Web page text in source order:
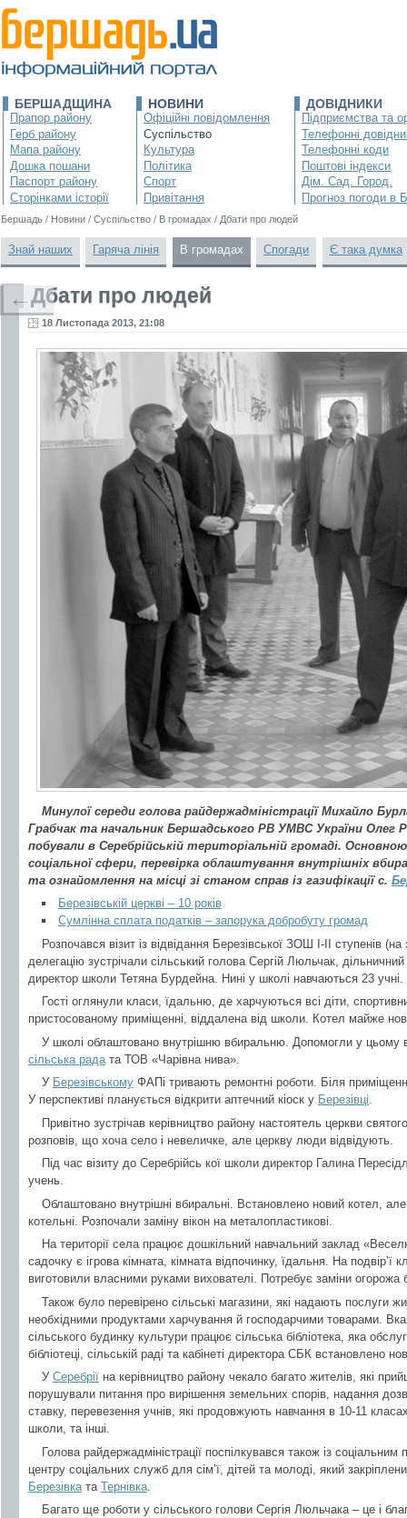
БЕРШАДЩИНА
Прапор району
Герб району
Мапа району
Дошка пошани
Паспорт району
Сторінками історії
НОВИНИ
Офіційні повідомлення
Суспільство
Культура
Політика
Спорт
Привітання
ДОВІДНИКИ
Підприємства та
Телефонні
Телефонні коди
Поштові індекси
Дім. Сад. Город.
Прогноз погоди в
Бершадь / Новини / Суспільство / В громадах / Дбати про людей
Знай наших Гаряча лінія В громадах Спогади Є така думка
Дбати про людей
18 Листопада 2013, 21:08
Минулої середи голова райдержадміністрації Михайло
Грабчак та начальник Бершадського РВ УМВС України Олег
побували в Серебрійській територіальній громаді.
соціальної сфери, перевірка облаштування внутрішніх
та ознайомлення на місці зі станом справ із газифікації с.
Березівській церкві – 10 років
Сумлінна сплата податків – запорука добробуту громад
Розпочався візит із відвідання Березівської ЗОШ І-ІІ ступенів
делегацію зустрічали сільський голова Сергій Люльчак, дільничний
директор школи Тетяна Бурдейна. Нині у школі навчаються 23 учні.
Гості оглянули класи, їдальню, де харчуються всі діти,
пристосованому приміщенні, віддалена від школи. Котел майже
У школі облаштовано внутрішню вбиральню. Допомогли у цьому
сільська рада та ТОВ «Чарівна нива».
У Березівському ФАПі тривають ремонтні роботи. Біля
У перспективі планується відкрити аптечний кіоск у Березівці.
Привітно зустрічав керівництво району настоятель церкви
розповів, що хоча село і невеличке, але церкву люди відвідують.
Під час візиту до Серебрійсь кої школи директор Галина
учень.
Облаштовано внутрішні вбиральні. Встановлено новий котел,
котельні. Розпочали заміну вікон на металопластикові.
На території села працює дошкільний навчальний заклад
садочку є ігрова кімната, кімната відпочинку, їдальня. На подвір’ї
виготовили власними руками вихователі. Потребує заміни огорожа
Також було перевірено сільські магазини, які надають послуги
необхідними продуктами харчування й господарчими товарами.
сільського будинку культури працює сільська бібліотека, яка
бібліотеці, сільській раді та кабінеті директора СБК встановлено
У Серебрії на керівництво району чекало багато жителів, які
порушували питання про вирішення земельних спорів, надання
ставку, перевезення учнів, які продовжують навчання в 10-11
школи, та інші.
Голова райдержадміністрації поспілкувався також із
центру соціальних служб для сім’ї, дітей та молоді, який
Березівка та Тернівка
Багато ще роботи у сільського голови Сергія Люльчака – це і
←